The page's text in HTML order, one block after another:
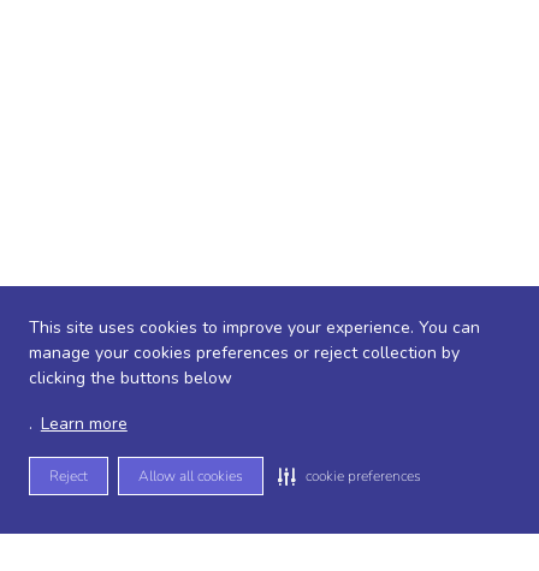
This site uses cookies to improve your experience. You can
manage your cookies preferences or reject collection by
clicking the buttons below
. Learn more
Reject Allow all cookies cookie preferences